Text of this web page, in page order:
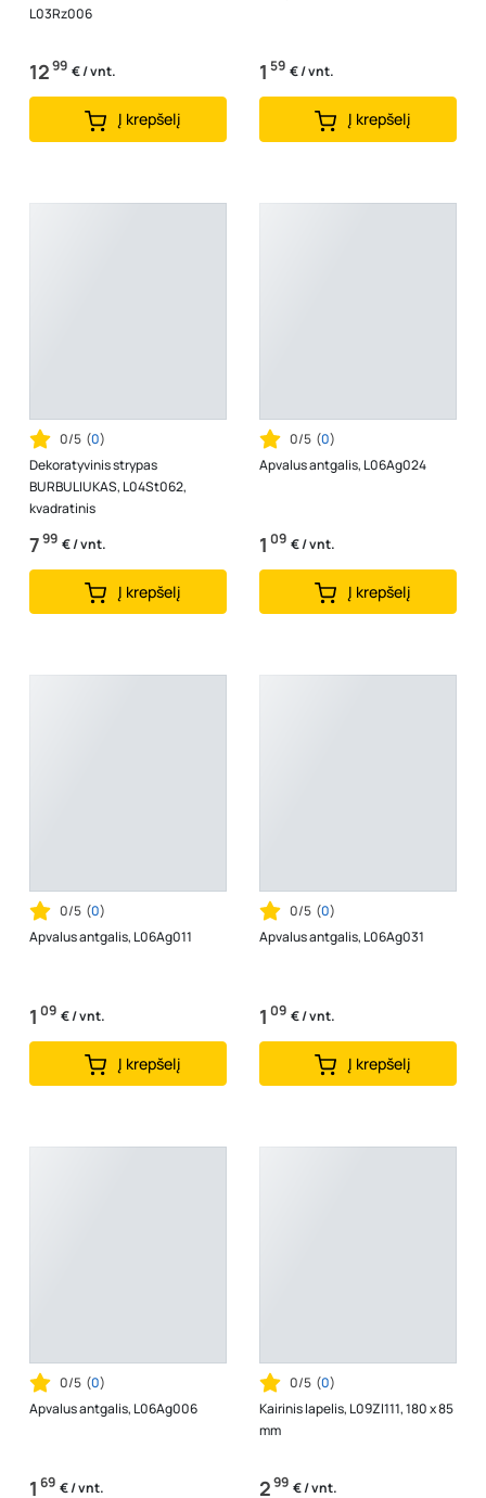
L03Rz006
1299 € / vnt.
Į krepšelį
1 59 € / vnt.
Į krepšelį
0/5 (0)
Dekoratyvinis strypas
BURBULIUKAS, L04St062,
kvadratinis
799 € / vnt.
Į krepšelį
0/5 (0)
Apvalus antgalis, L06Ag024
1 09 € / vnt.
Į krepšelį
0/5 (0)
Apvalus antgalis, L06Ag011
1 09 € / vnt.
Į krepšelį
0/5 (0)
Apvalus antgalis, L06Ag031
1 09 € / vnt.
Į krepšelį
0/5 (0)
Apvalus antgalis, L06Ag006
1 69 € / vnt.
0/5 (0)
Kairinis lapelis, L09Zl111, 180 x 85
mm
299 € / vnt.